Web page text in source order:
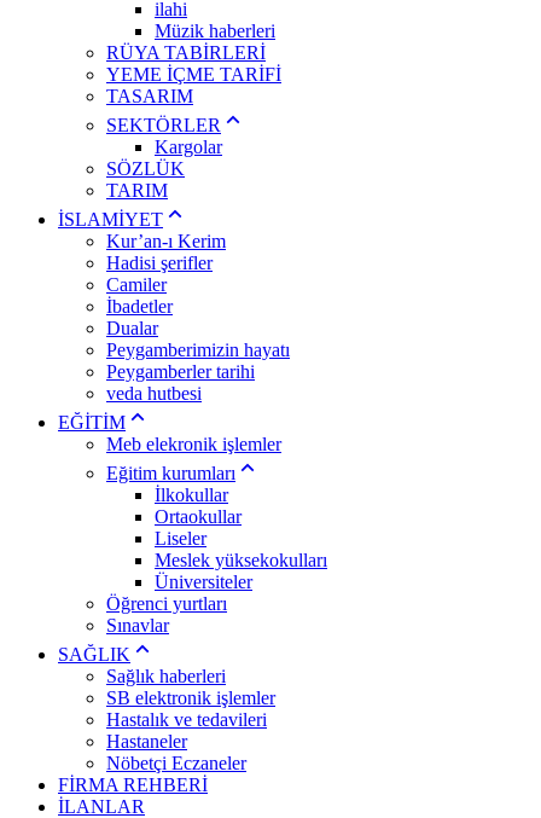
ilahi
Müzik haberleri
RÜYA TABİRLERİ
YEME İÇME TARİFİ
TASARIM
SEKTÖRLER
Kargolar
SÖZLÜK
TARIM
İSLAMİYET
Kur’an-ı Kerim
Hadisi şerifler
Camiler
İbadetler
Dualar
Peygamberimizin hayatı
Peygamberler tarihi
veda hutbesi
EĞİTİM
Meb elekronik işlemler
Eğitim kurumları
İlkokullar
Ortaokullar
Liseler
Meslek yüksekokulları
Üniversiteler
Öğrenci yurtları
Sınavlar
SAĞLIK
Sağlık haberleri
SB elektronik işlemler
Hastalık ve tedavileri
Hastaneler
Nöbetçi Eczaneler
FİRMA REHBERİ
İLANLAR